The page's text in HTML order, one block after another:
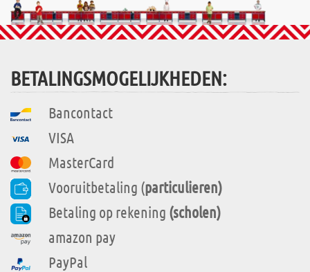
BETALINGSMOGELIJKHEDEN:
Bancontact
VISA
MasterCard
Vooruitbetaling (particulieren)
Betaling op rekening (scholen)
amazon pay
PayPal